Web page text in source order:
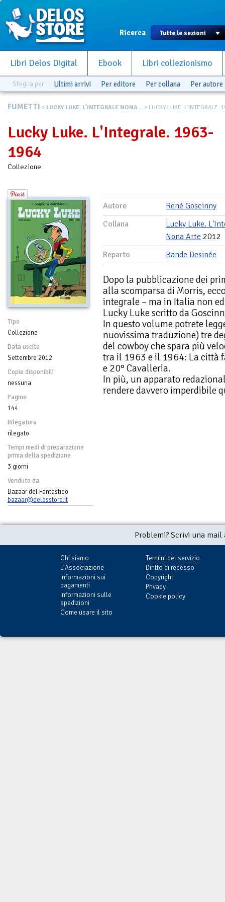
Ricerca
Libri Delos Digital Ebook Libri collezionismo
Sfoglia per Ultimi arrivi Per editore Per collana Per autore
FUMETTI > LUCKY LUKE. L'INTEGRALE NONA... > LUCKY LUKE. L'INTEGRALE.
Lucky Luke. L'Integrale. 1963-
1964
Collezione
Tipo
Collezione
Data uscita
Settembre 2012
Copie disponibili
nessuna
Pagine
144
Rilegatura
rilegato
Tempi medi di preparazione
prima della spedizione
3 giorni
Venduto da
Bazaar del Fantastico
bazaar@delosstore.it
Autore
René Goscinny
Collana
Lucky Luke.
Nona Arte 2012
Reparto
Bande Desinée
Dopo la pubblicazione dei
alla scomparsa di Morris,
integrale – ma in Italia non
Lucky Luke scritto da
In questo volume potrete
nuovissima traduzione) tre
del cowboy che spara più
tra il 1963 e il 1964: La città
e 20° Cavalleria.
In più, un apparato
rendere davvero imperdibile
Problemi? Scrivi una
Chi siamo
L'Associazione
Informazioni sui
pagamenti
Informazioni sulle
spedizioni
Come usare il sito
Termini del servizio
Diritto di recesso
Copyright
Privacy
Cookie policy